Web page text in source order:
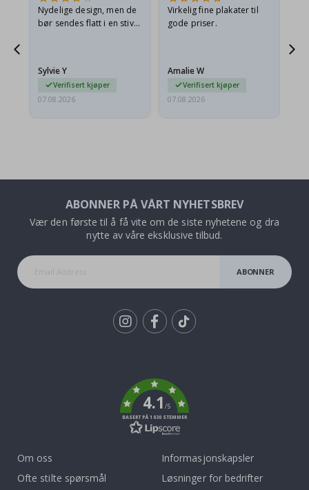
Nydelige design, men de
bør sendes flatt i en stiv
Sylvie Y
Verifisert kjøper
07.08.2026
Virkelig fine plakater til
gode priser.
Amalie W
Verifisert kjøper
07.08.2026
ABONNER PÅ VÅRT NYHETSBREV
Vær den første til å få vite om de siste nyhetene og dra
nytte av våre eksklusive tilbud.
ABONNER
4.1/5
BASERT PÅ 1030 STEMMER
Om oss
Ofte stilte spørsmål
Informasjonskapsler
Løsninger for bedrifter